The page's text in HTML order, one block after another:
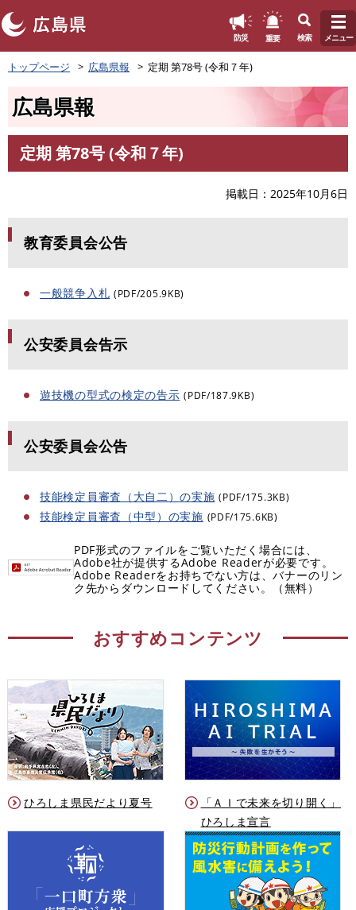
ペ
ー
頭
す
防災 重要 検索 メニュー
トップページ 広島県報 定期 第78号 (令和７年)
広島県報
文
定期 第78号 (令和７年)
掲載日 2025年10月6日
教育委員会公告
一般競争入札 (PDF/205.9KB)
公安委員会告示
遊技機の型式の検定の告示 (PDF/187.9KB)
公安委員会公告
技能検定員審査（大自二）の実施 (PDF/175.3KB)
技能検定員審査（中型）の実施 (PDF/175.6KB)
PDF形式のファイルをご覧いただく場合には、
Adobe社が提供するAdobe Readerが必要です。
Adobe Readerをお持ちでない方は、バナーのリン
ク先からダウンロードしてください。（無料）
おすすめコンテンツ
ひろしま県民だより夏号
「ＡＩで未来を切り開く」
ひろしま宣言